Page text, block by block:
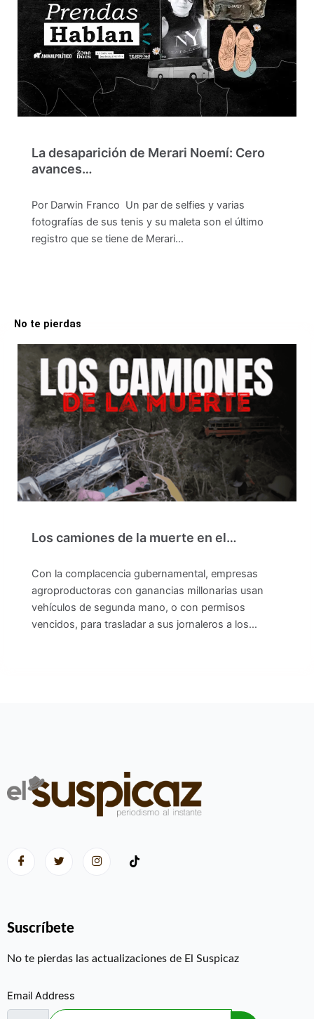
La desaparición de Merari Noemí: Cero
avances…
Por Darwin Franco Un par de selfies y varias
fotografías de sus tenis y su maleta son el último
registro que se tiene de Merari…
No te pierdas
Los camiones de la muerte en el…
Con la complacencia gubernamental, empresas
agroproductoras con ganancias millonarias usan
vehículos de segunda mano, o con permisos
vencidos, para trasladar a sus jornaleros a los…
Suscríbete
No te pierdas las actualizaciones de El Suspicaz
Email Address